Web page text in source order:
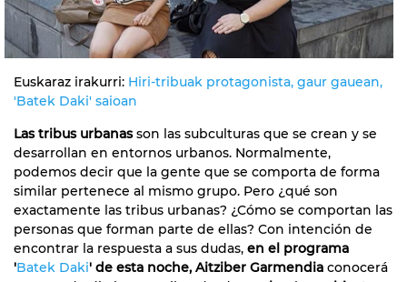
Euskaraz irakurri: Hiri-tribuak protagonista, gaur gauean,
'Batek Daki' saioan
Las tribus urbanasson las subculturas que se crean y se
desarrollan en entornos urbanos. Normalmente,
podemos decir que la gente que se comporta de forma
similar pertenece al mismo grupo. Pero ¿qué son
exactamente las tribus urbanas? ¿Cómo se comportan las
personas que forman parte de ellas? Con intención de
encontrar la respuesta a sus dudas, en el programa
'Batek Daki' de esta noche, Aitziber Garmendia conocerá